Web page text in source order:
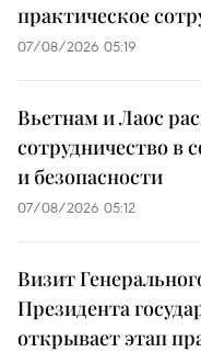
практическое
07/08/2026 05:19
Вьетнам и Лаос
сотрудничество в
и безопасности
07/08/2026 05:12
Визит
Президента
открывает этап